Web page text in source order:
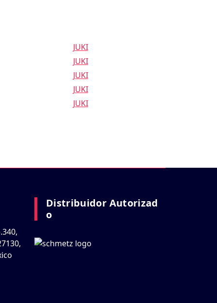
JUKI
JUKI
JUKI
JUKI
JUKI
Distribuidor Autorizad
O